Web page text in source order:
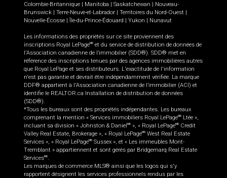
Colombie-Britannique | Manitoba | Saskatchewan | Nouveau-
Brunswick | Terre-Neuve-et-Labrador | Territoires du Nord-Ouest |
Nouvelle-Écosse | Île-du-Prince-Édouard | Yukon | Nunavut
Les informations des propriétés sur ce site proviennent des
inscriptions Royal LePageMD et du service de distribution de données de
l'Association canadienne de l’immobilier (SDD®). SDD® met en
référence des inscriptions tenues par des agences immobilières autres
que Royal LePage et ses distributeurs. L'exactitude de l'information
n'est pas garantie et devrait être indépendamment vérifiée. La marque
DDF® appartient à l'Association canadienne de l’immobilier (ACI) et
identifie le REALTOR.ca Installation de distribution de données
(SDD®).
*Tous les bureaux sont des propriétés indépendantes. Les bureaux
comprenant la mention « Services immobiliers Royal LePageMD
Ltée »,
incluant sa division « Johnston & DanielMD », « Royal LePageMD
Credit
Valley Real Estate, Brokerage », « Royal LePageMD West Real Estate
Services », « Royal LePageMD Sussex », et « Les immeubles Mont-
Tremblant » appartiennent et sont gérés par Bridgemarq Real Estate
ServicesMD.
Les marques de commerce MLS® ainsi que les logos qui s'y
rapportent désignent les services professionnels rendus par les